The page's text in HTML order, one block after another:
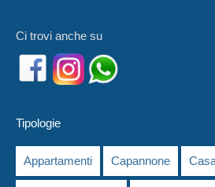
Ci trovi anche su
Tipologie
Appartamenti Capannone